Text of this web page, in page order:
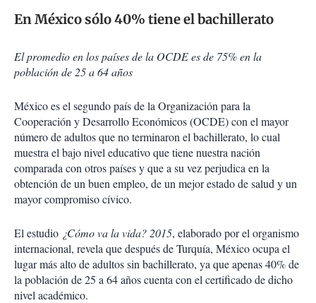
En México sólo 40% tiene el bachillerato
El promedio en los países de la OCDE es de 75% en la
población de 25 a 64 años
México es el segundo país de la Organización para la
Cooperación y Desarrollo Económicos (OCDE) con el mayor
número de adultos que no terminaron el bachillerato, lo cual
muestra el bajo nivel educativo que tiene nuestra nación
comparada con otros países y que a su vez perjudica en la
obtención de un buen empleo, de un mejor estado de salud y un
mayor compromiso cívico.
El estudio ¿Cómo va la vida? 2015, elaborado por el organismo
internacional, revela que después de Turquía, México ocupa el
lugar más alto de adultos sin bachillerato, ya que apenas 40% de
la población de 25 a 64 años cuenta con el certificado de dicho
nivel académico.